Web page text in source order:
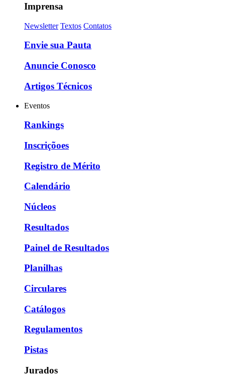
Imprensa
Newsletter Textos Contatos
Envie sua Pauta
Anuncie Conosco
Artigos Técnicos
Eventos
Rankings
Inscriçõoes
Registro de Mérito
Calendário
Núcleos
Resultados
Painel de Resultados
Planilhas
Circulares
Catálogos
Regulamentos
Pistas
Jurados